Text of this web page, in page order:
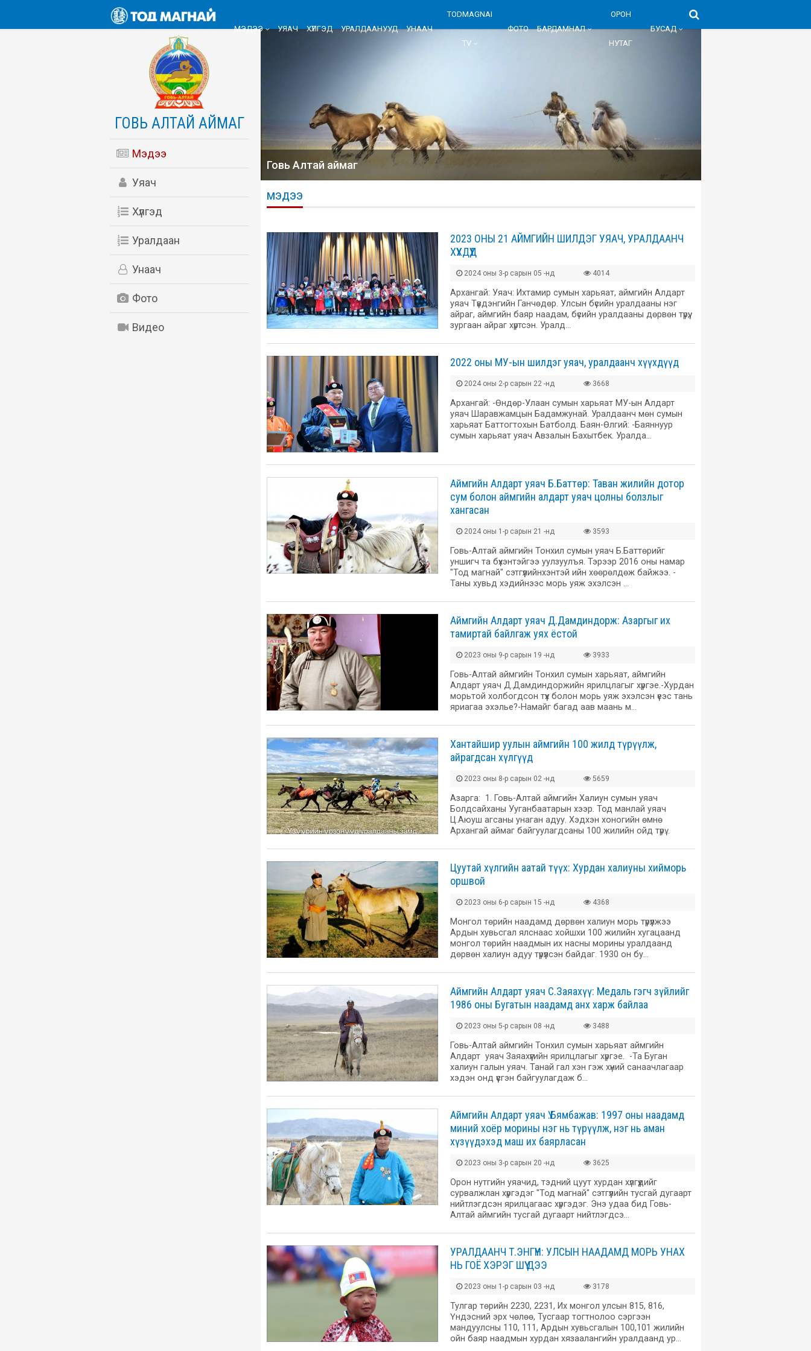
МЭДЭЭ УЯАЧ ХҮЛГЭД УРАЛДААНУУД УНААЧ
TODMAGNAI
TV
ФОТО БАРДАМНАЛ
ОРОН
НУТАГ
БУСАД
ГОВЬ АЛТАЙ АЙМАГ
Мэдээ
Уяач
Хүлгэд
Уралдаан
Унаач
Фото
Видео
Говь Алтай аймаг
МЭДЭЭ
2023 ОНЫ 21 АЙМГИЙН ШИЛДЭГ УЯАЧ, УРАЛДААНЧ
ХҮҮХДҮҮД
2024 оны 3-р сарын 05 -нд 4014
Архангай: Уяач: Ихтамир сумын харьяат, аймгийн Алдарт
уяач Түвдэнгийн Ганчөдөр. Улсын бүсийн уралдааны нэг
айраг, аймгийн баяр наадам, бүсийн уралдааны дөрвөн түрүү,
зургаан айраг хүртсэн. Уралд…
2022 оны МУ-ын шилдэг уяач, уралдаанч хүүхдүүд
2024 оны 2-р сарын 22 -нд 3668
Архангай: -Өндөр-Улаан сумын харьяат МУ-ын Алдарт
уяач Шаравжамцын Бадамжунай. Уралдаанч мөн сумын
харьяат Баттогтохын Батболд. Баян-Өлгий: -Баяннуур
сумын харьяат уяач Авзалын Бахытбек. Уралда…
Аймгийн Алдарт уяач Б.Баттөр: Таван жилийн дотор
сум болон аймгийн алдарт уяач цолны болзлыг
хангасан
2024 оны 1-р сарын 21 -нд 3593
Говь-Алтай аймгийн Тонхил сумын уяач Б.Баттөрийг
уншигч та бүхэнтэйгээ уулзуулъя. Тэрээр 2016 оны намар
"Тод магнай" сэтгүүлийнхэнтэй ийн хөөрөлдөж байжээ. -
Таны хувьд хэдийнээс морь уяж эхэлсэн …
Аймгийн Алдарт уяач Д.Дамдиндорж: Азаргыг их
тамиртай байлгаж уях ёстой
2023 оны 9-р сарын 19 -нд 3933
Говь-Алтай аймгийн Тонхил сумын харьяат, аймгийн
Алдарт уяач Д.Дамдиндоржийн ярилцлагыг хүргэе.-Хурдан
морьтой холбогдсон түүх болон морь уяж эхэлсэн үеэс тань
яриагаа эхэлье?-Намайг багад аав маань м…
Хантайшир уулын аймгийн 100 жилд түрүүлж,
айрагдсан хүлгүүд
2023 оны 8-р сарын 02 -нд 5659
Азарга: 1. Говь-Алтай аймгийн Халиун сумын уяач
Болдсайханы Ууганбаатарын хээр. Тод манлай уяач
Ц.Аюуш агсаны унаган адуу. Хэдхэн хоногийн өмнө
Архангай аймаг байгуулагдсаны 100 жилийн ойд түрү…
Цуутай хүлгийн аатай түүх: Хурдан халиуны хийморь
оршвой
2023 оны 6-р сарын 15 -нд 4368
Монгол төрийн наадамд дөрвөн халиун морь түрүүлжээ
Ардын хувьсгал ялснаас хойшхи 100 жилийн хугацаанд
монгол төрийн наадмын их насны морины уралдаанд
дөрвөн халиун адуу түрүүлсэн байдаг. 1930 он бу…
Аймгийн Алдарт уяач С.Заяахүү: Медаль гэгч зүйлийг
1986 оны Бугатын наадамд анх харж байлаа
2023 оны 5-р сарын 08 -нд 3488
Говь-Алтай аймгийн Тонхил сумын харьяат аймгийн
Алдарт уяач Заяахүүгийн ярилцлагыг хүргэе. -Та Буган
халиун галын уяач. Танай гал хэн гэж хүний санаачлагаар
хэдэн онд үүсгэн байгуулагдаж б…
Аймгийн Алдарт уяач Ү.Бямбажав: 1997 оны наадамд
миний хоёр морины нэг нь түрүүлж, нэг нь аман
хүзүүдэхэд маш их баярласан
2023 оны 3-р сарын 20 -нд 3625
Орон нутгийн уяачид, тэдний цуут хурдан хүлгүүдийг
сурвалжлан хүргэдэг "Тод магнай" сэтгүүлийн тусгай дугаарт
нийтлэгдсэн ярилцагаас хүргэдэг. Энэ удаа бид Говь-
Алтай аймгийн тусгай дугаарт нийтлэгдсэ…
УРАЛДААНЧ Т.ЭНГҮҮН: УЛСЫН НААДАМД МОРЬ УНАХ
НЬ ГОЁ ХЭРЭГ ШҮҮ ДЭЭ
2023 оны 1-р сарын 03 -нд 3178
Тулгар төрийн 2230, 2231, Их монгол улсын 815, 816,
Үндэсний эрх чөлөө, Тусгаар тогтнолоо сэргээн
мандуулсны 110, 111, Ардын хувьсгалын 100,101 жилийн
ойн баяр наадмын хурдан хязаалангийн уралдаанд ур…